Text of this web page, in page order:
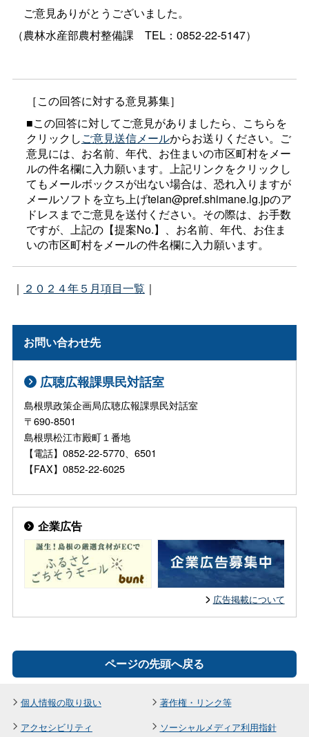
ご意見ありがとうございました。
（農林水産部農村整備課 TEL：0852-22-5147）
［この回答に対する意見募集］
■この回答に対してご意見がありましたら、こちらを
クリックしご意見送信メールからお送りください。ご
意見には、お名前、年代、お住まいの市区町村をメー
ルの件名欄に入力願います。上記リンクをクリックし
てもメールボックスが出ない場合は、恐れ入りますが
メールソフトを立ち上げteian@pref.shimane.lg.jpのア
ドレスまでご意見を送付ください。その際は、お手数
ですが、上記の【提案No.】、お名前、年代、お住ま
いの市区町村をメールの件名欄に入力願います。
｜ ２０２４年５月項目一覧 ｜
お問い合わせ先
広聴広報課県民対話室
島根県政策企画局広聴広報課県民対話室
〒690-8501
島根県松江市殿町１番地
【電話】0852-22-5770、6501
【FAX】0852-22-6025
企業広告
広告掲載について
ページの先頭へ戻る
個人情報の取り扱い
著作権・リンク等
アクセシビリティ
ソーシャルメディア利用指針